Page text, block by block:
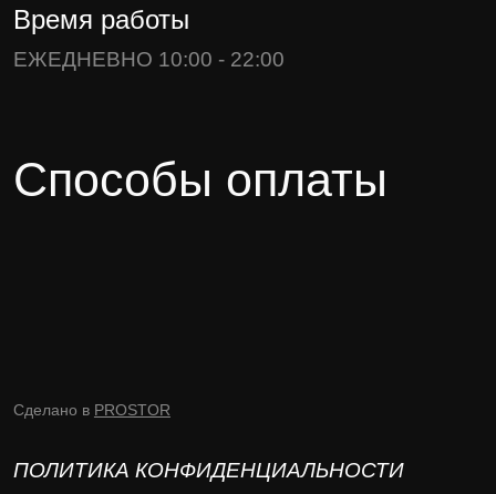
Время работы
ЕЖЕДНЕВНО 10:00 - 22:00
Способы оплаты
Сделано в PROSTOR
ПОЛИТИКА КОНФИДЕНЦИАЛЬНОСТИ